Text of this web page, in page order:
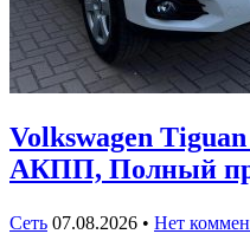
Volkswagen
АКПП, Полный
Сеть 07.08.2026 • Нет